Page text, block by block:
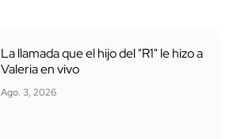
La llamada que el hijo del "R1" le hizo a
Valeria en vivo
Ago. 3, 2026